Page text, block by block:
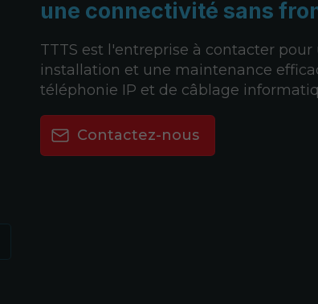
une connectivité sans
TTTS est l'entreprise à contacter pour
installation et une maintenance
téléphonie IP et de câblage
Contactez-nous